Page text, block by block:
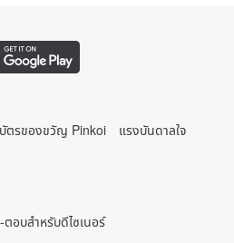
บัตรของขวัญ Pinkoi
แรงบันดาลใจ
ตอบสำหรับดีไซเนอร์